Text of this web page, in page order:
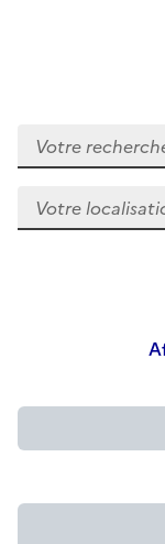
Votre recherche
Votre